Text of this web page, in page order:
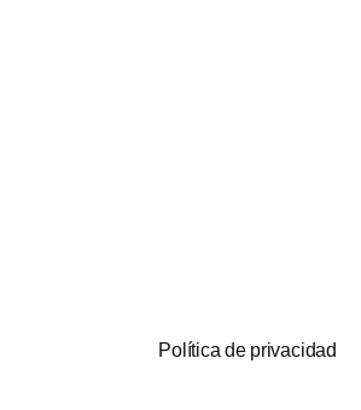
Política de privacidad